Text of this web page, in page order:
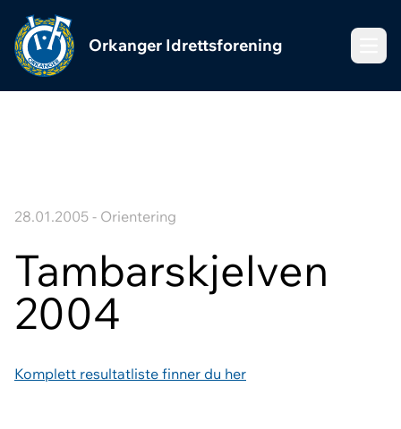
Orkanger Idrettsforening
28.01.2005 - Orientering
Tambarskjelven
2004
Komplett resultatliste finner du her